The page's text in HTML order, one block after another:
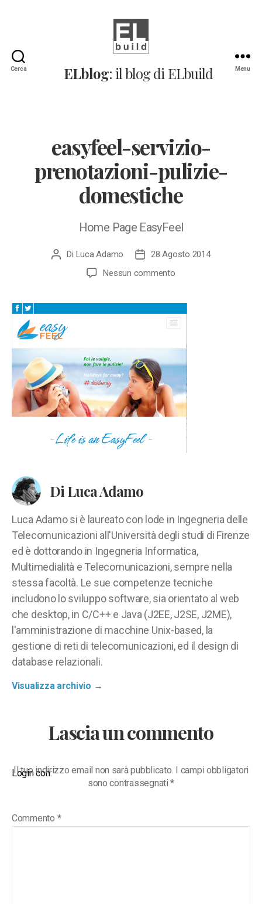
Cerca
Il
blog
ELblog: il blog di ELbuild Menu
easyfeel-servizio-
prenotazioni-pulizie-
domestiche
Home Page EasyFeel
Autore
Di Luca Adamo
Data
dell'articolo
28 Agosto 2014
Nessun commentosu
prenotazioni-
pulizie-
Di Luca Adamo
Luca Adamo si è laureato con lode in Ingegneria delle
Telecomunicazioni all'Università degli studi di Firenze
ed è dottorando in Ingegneria Informatica,
Multimedialità e Telecomunicazioni, sempre nella
stessa facoltà. Le sue competenze tecniche
includono lo sviluppo software, sia orientato al web
che desktop, in C/C++ e Java (J2EE, J2SE, J2ME),
l'amministrazione di macchine Unix-based, la
gestione di reti di telecomunicazioni, ed il design di
database relazionali.
Visualizza archivio →
Lascia un commento
Login con:
Il tuo indirizzo email non sarà pubblicato. I campi obbligatori
sono contrassegnati*
Commento *